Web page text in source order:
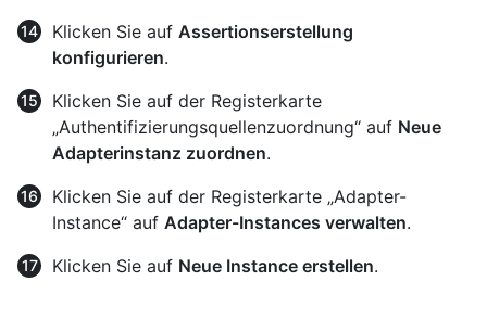
Klicken Sie auf Assertionserstellung
konfigurieren.
Klicken Sie auf der Registerkarte
„Authentifizierungsquellenzuordnung“ auf Neue
Adapterinstanz zuordnen.
Klicken Sie auf der Registerkarte „Adapter-
Instance“ auf Adapter-Instances verwalten.
Klicken Sie auf Neue Instance erstellen.